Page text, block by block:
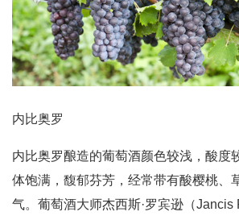
内比奥罗
内比奥罗酿造的葡萄酒颜色较浅，酸度
体饱满，馥郁芬芳，经常带有酸樱桃、
气。葡萄酒大师杰西斯·罗宾逊（Jancis